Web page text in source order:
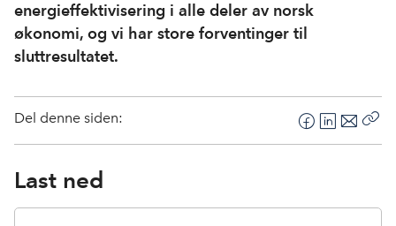
energieffektivisering i alle deler av norsk
økonomi, og vi har store forventinger til
sluttresultatet.
Del denne siden:
F
a
b
L
i
e
E
-
s
Last ned